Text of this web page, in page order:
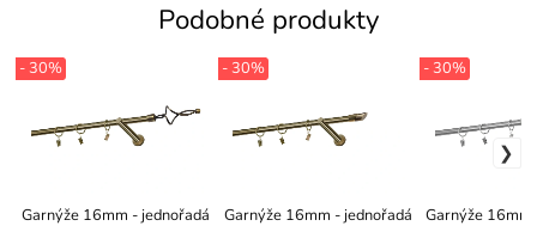
Podobné produkty
Garnýže 16mm - jednořadá
- 30%
Garnýže 16mm - jednořadá
- 30%
Garnýže 16mm
- 30%